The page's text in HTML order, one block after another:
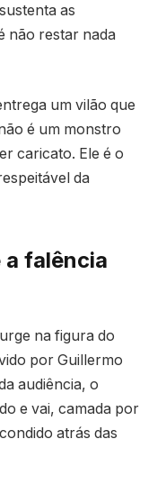
as
não restar nada
um vilão que
é um monstro
caricato. Ele é o
da
falência
na figura do
por Guillermo
audiência, o
e vai, camada por
atrás das